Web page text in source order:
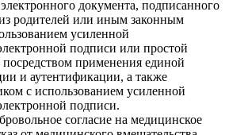
документа, подписанного
родителей или иным законным
усиленной
подписи или простой
применения единой
и аутентификации, а также
с использованием усиленной
подписи.
согласие на медицинское